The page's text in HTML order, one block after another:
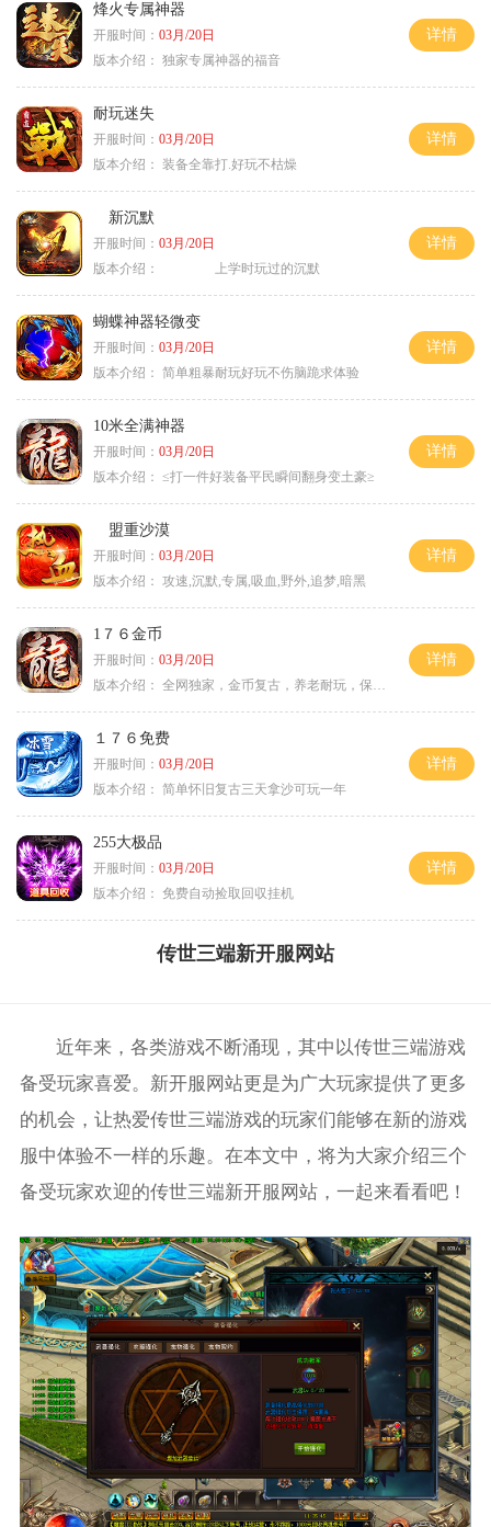
烽火专属神器
开服时间： 03月/20日
版本介绍： 独家专属神器的福音
详情
耐玩迷失
开服时间： 03月/20日
版本介绍： 装备全靠打.好玩不枯燥
详情
新沉默
开服时间： 03月/20日
版本介绍：
上学时玩过的沉默
详情
蝴蝶神器轻微变
开服时间： 03月/20日
版本介绍： 简单粗暴耐玩好玩不伤脑跪求体验
详情
10米全满神器
开服时间： 03月/20日
版本介绍： ≤打一件好装备平民瞬间翻身变土豪≥
详情
盟重沙漠
开服时间： 03月/20日
版本介绍： 攻速,沉默,专属,吸血,野外,追梦,暗黑
详情
1７６金币
开服时间： 03月/20日
版本介绍： 全网独家，金币复古，养老耐玩，保底回収
详情
１７６免费
开服时间： 03月/20日
版本介绍： 简单怀旧复古三天拿沙可玩一年
详情
255大极品
开服时间： 03月/20日
版本介绍： 免费自动捡取回収挂机
详情
传世三端新开服网站
近年来，各类游戏不断涌现，其中以传世三端游戏
备受玩家喜爱。新开服网站更是为广大玩家提供了更多
的机会，让热爱传世三端游戏的玩家们能够在新的游戏
服中体验不一样的乐趣。在本文中，将为大家介绍三个
备受玩家欢迎的传世三端新开服网站，一起来看看吧！